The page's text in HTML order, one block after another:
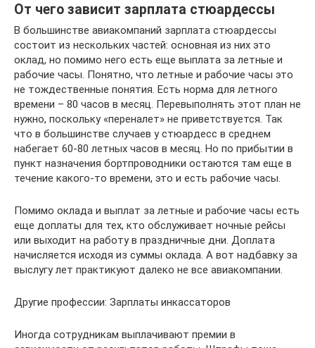
От чего зависит зарплата стюардессы
В большинстве авиакомпаний зарплата стюардессы
состоит из нескольких частей: основная из них это
оклад, но помимо него есть еще выплата за летные и
рабочие часы. Понятно, что летные и рабочие часы это
не тождественные понятия. Есть норма для летного
времени – 80 часов в месяц. Перевыполнять этот план не
нужно, поскольку «переналет» не приветствуется. Так
что в большинстве случаев у стюардесс в среднем
набегает 60-80 летных часов в месяц. Но по прибытии в
пункт назначения бортпроводники остаются там еще в
течение какого-то времени, это и есть рабочие часы.
Помимо оклада и выплат за летные и рабочие часы есть
еще доплаты для тех, кто обслуживает ночные рейсы
или выходит на работу в праздничные дни. Доплата
начисляется исходя из суммы оклада. А вот надбавку за
выслугу лет практикуют далеко не все авиакомпании.
Другие профессии: Зарплаты инкассаторов
Иногда сотрудникам выплачивают премии в